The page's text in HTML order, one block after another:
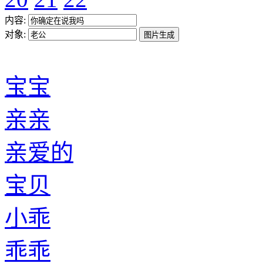
内容:
对象:
宝宝
亲亲
亲爱的
宝贝
小乖
乖乖